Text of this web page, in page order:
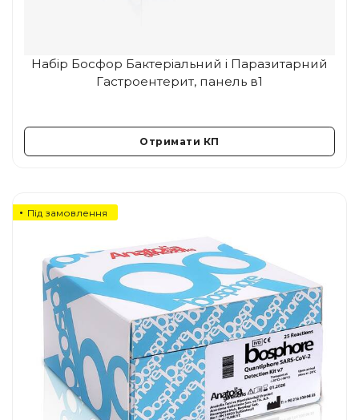
Набір Босфор Бактеріальний і Паразитарний
Гастроентерит, панель в1
Отримати КП
Під замовлення